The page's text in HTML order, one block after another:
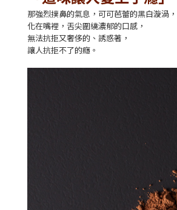
那強烈撲鼻的氣息，可可芭蕾的黑白漩渦，
化在嘴裡，舌尖圍繞濃郁的口感，
無法抗拒又奢侈的、誘惑著，
讓人抗拒不了的癮。